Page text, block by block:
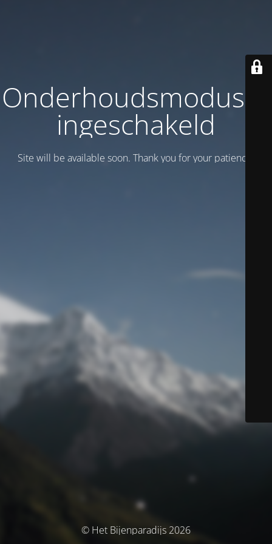
Onderhoudsmodus is
ingeschakeld
Site will be available soon. Thank you for your patience!
© Het Bijenparadijs 2026